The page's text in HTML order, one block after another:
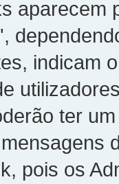
aparecem
indicam
ter
pois os